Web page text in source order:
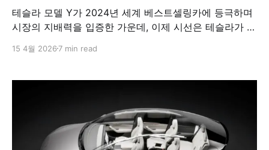
테슬라 모델 Y가 2024년 세계 베스트셀링카에 등극하며
시장의 지배력을 입증한 가운데, 이제 시선은 테슬라가 준
트는 이번 신형 소형 SUV 개발이 단순한 라인업 확장이
격 책정(Predatory Pricing)' 전략의 결정체라고 진단한
장 두터운 소비자층을 보유한 B-세그먼트 내연기관(ICE)
시장을 완전히 흡수하려는 의도를 노골화하고 있기 때문
15 4월 2026 7 min read